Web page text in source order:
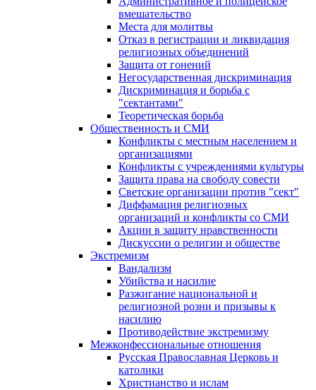
вмешательство
Места для молитвы
Отказ в регистрации и ликвидация
религиозных объединений
Защита от гонений
Негосударственная дискриминация
Дискриминация и борьба с
"сектантами"
Теоретическая борьба
Общественность и СМИ
Конфликты с местным населением и
организациями
Конфликты с учреждениями культуры
Защита права на свободу совести
Светские организации против "сект"
Диффамация религиозных
организаций и конфликты со СМИ
Акции в защиту нравственности
Дискуссии о религии и обществе
Экстремизм
Вандализм
Убийства и насилие
Разжигание национальной и
религиозной розни и призывы к
насилию
Противодействие экстремизму
Межконфессиональные отношения
Русская Православная Церковь и
католики
Христианство и ислам